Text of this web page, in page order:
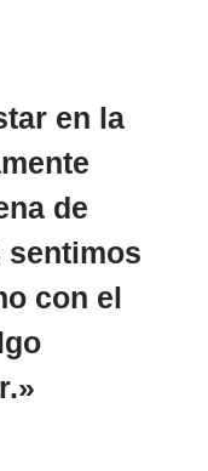
en la
de
sentimos
con el